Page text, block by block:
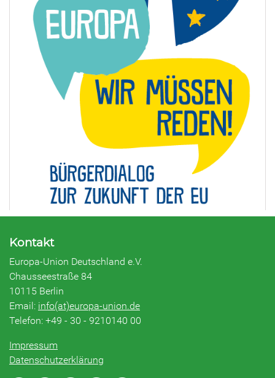
Kontakt
Europa-Union Deutschland e.V.
Chausseestraße 84
10115 Berlin
Email: info(at)europa-union.de
Telefon: +49 - 30 - 9210140 00
Impressum
Datenschutzerklärung